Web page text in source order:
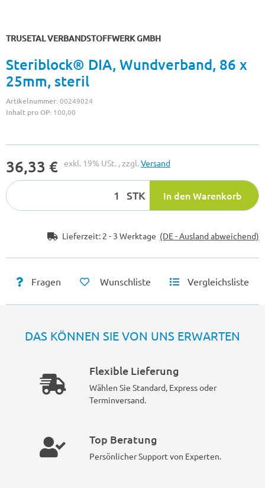
TRUSETAL VERBANDSTOFFWERK GMBH
Steriblock® DIA, Wundverband, 86 x
25mm, steril
Artikelnummer:00249024
Inhalt pro OP: 100,00
36,33 € exkl. 19% USt. , zzgl.Versand
STK In den Warenkorb
Lieferzeit: 2 - 3 Werktage (DE - Ausland abweichend)
Fragen Wunschliste Vergleichsliste
DAS KÖNNEN SIE VON UNS ERWARTEN
Flexible Lieferung
Wählen Sie Standard, Express oder
Terminversand.
Top Beratung
Persönlicher Support von Experten.